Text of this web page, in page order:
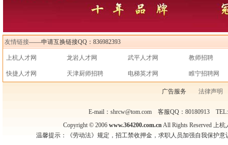
友情链接——申请互换链接QQ：836982393
上杭人才网 龙岩人才网 武平人才网 教师招聘
快捷人才网 天津厨师招聘 电梯英才网 睢宁招聘网
广告服务 法律声明
E-mail：shrcw@tom.com 客服QQ：80180913
Copyright © 2006 www.364200.com.cnAll Rights Reserved
温馨提示：《劳动法》规定，招工禁收押金，求职人员加强自我保护